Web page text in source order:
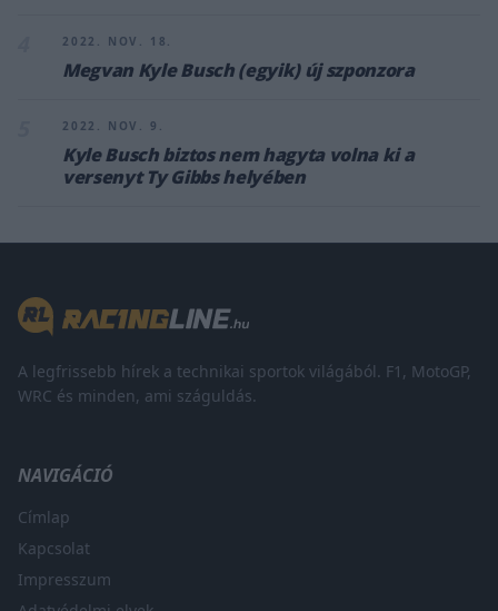
2022. NOV. 18.
Megvan Kyle Busch (egyik) új szponzora
2022. NOV. 9.
Kyle Busch biztos nem hagyta volna ki a
versenyt Ty Gibbs helyében
A legfrissebb hírek a technikai sportok világából. F1, MotoGP,
WRC és minden, ami száguldás.
NAVIGÁCIÓ
Címlap
Kapcsolat
Impresszum